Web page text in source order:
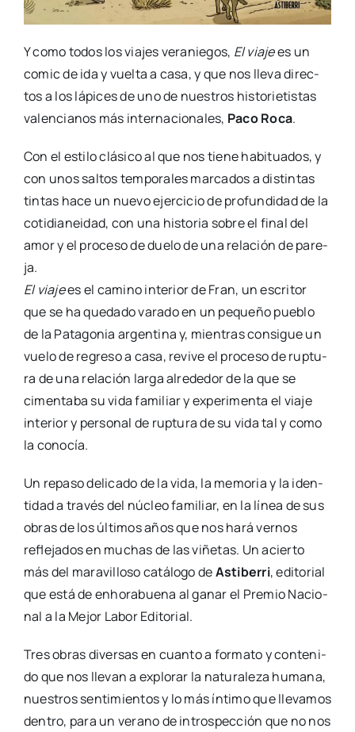
Y como todos los via­jes vera­nie­gos, El via­jees un
comic de ida y vuel­ta a casa, y que nos lle­va direc­
tos a los lápi­ces de uno de nues­tros his­to­rie­tis­tas
valen­cia­nos más inter­na­cio­na­les, Paco Roca.
Con el esti­lo clá­si­co al que nos tie­ne habi­tua­dos, y
con unos sal­tos tem­po­ra­les mar­ca­dos a dis­tin­tas
tin­tas hace un nue­vo ejer­ci­cio de pro­fun­di­dad de la
coti­dia­nei­dad, con una his­to­ria sobre el final del
amor y el pro­ce­so de due­lo de una rela­ción de pare­
ja.
El via­jees el camino inte­rior de Fran, un escri­tor
que se ha que­da­do vara­do en un peque­ño pue­blo
de la Pata­go­nia argen­ti­na y, mien­tras con­si­gue un
vue­lo de regre­so a casa, revi­ve el pro­ce­so de rup­tu­
ra de una rela­ción lar­ga alre­de­dor de la que se
cimen­ta­ba su vida fami­liar y expe­ri­men­ta el via­je
inte­rior y per­so­nal de rup­tu­ra de su vida tal y como
la cono­cía.
Un repa­so deli­ca­do de la vida, la memo­ria y la iden­
ti­dad a tra­vés del núcleo fami­liar, en la línea de sus
obras de los últi­mos años que nos hará ver­nos
refle­ja­dos en muchas de las viñe­tas. Un acier­to
más del mara­vi­llo­so catá­lo­go deAsti­be­rri, edi­to­rial
que está de enho­ra­bue­na al ganar el Pre­mio Nacio­
nal a la Mejor Labor Edi­to­rial.
Tres obras diver­sas en cuan­to a for­ma­to y con­te­ni­
do que nos lle­van a explo­rar la natu­ra­le­za huma­na,
nues­tros sen­ti­mien­tos y lo más ínti­mo que lle­va­mos
den­tro, para un verano de intros­pec­ción que no nos